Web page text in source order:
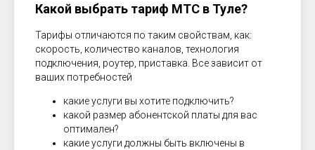
Какой выбрать тариф МТС в Туле?
Тарифы отличаются по таким свойствам, как:
скорость, количество каналов, технология
подключения, роутер, приставка. Все зависит от
ваших потребностей
какие услуги вы хотите подключить?
какой размер абонентской платы для вас
оптимален?
какие услуги должны быть включены в